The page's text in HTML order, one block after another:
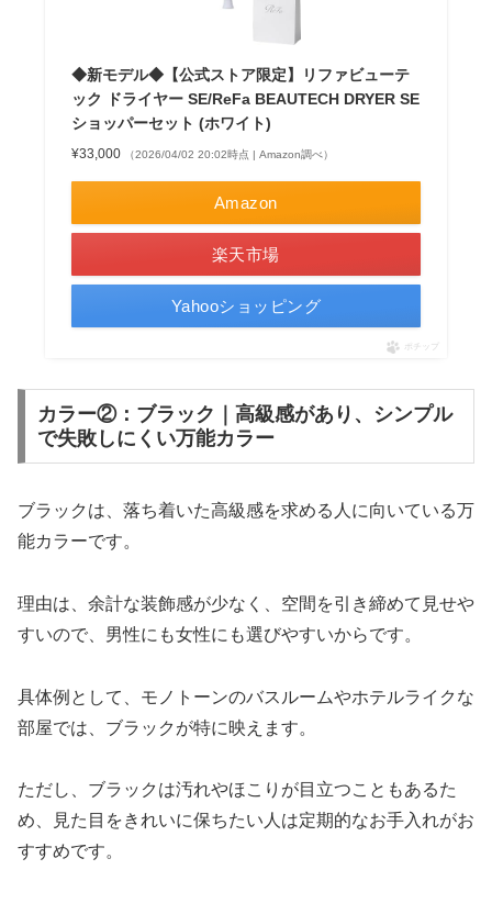
◆新モデル◆【公式ストア限定】リファビューテ
ック ドライヤー SE/ReFa BEAUTECH DRYER SE
ショッパーセット (ホワイト)
¥33,000 （2026/04/02 20:02時点 | Amazon調べ）
Amazon
楽天市場
Yahooショッピング
ポチップ
カラー②：ブラック｜高級感があり、シンプル
で失敗しにくい万能カラー
ブラックは、落ち着いた高級感を求める人に向いている万
能カラーです。
理由は、余計な装飾感が少なく、空間を引き締めて見せや
すいので、男性にも女性にも選びやすいからです。
具体例として、モノトーンのバスルームやホテルライクな
部屋では、ブラックが特に映えます。
ただし、ブラックは汚れやほこりが目立つこともあるた
め、見た目をきれいに保ちたい人は定期的なお手入れがお
すすめです。